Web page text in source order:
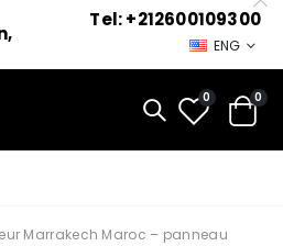
Tel: +212600109300
ENG
0 0
Marrakech Maroc – panneau